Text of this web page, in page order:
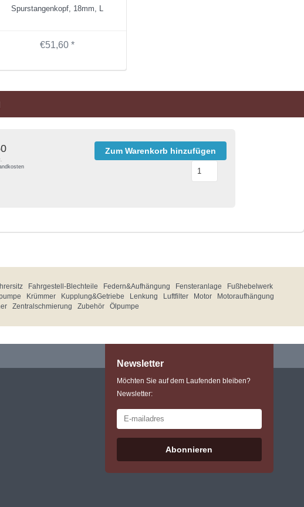
Spurstangenkopf, 18mm, L
€51,60 *
Zum Warenkorb hinzufügen
Fahrgestell-Blechteile Federn&Aufhängung Fensteranlage
Fußhebelwerk
Krümmer Kupplung&Getriebe Lenkung Luftfilter Motor
Motoraufhängung
Zentralschmierung Zubehör Ölpumpe
Newsletter
Möchten Sie auf dem Laufenden bleiben?
Newsletter:
Abonnieren